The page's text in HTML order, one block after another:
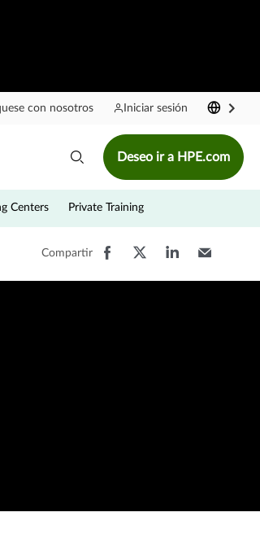
con nosotros Iniciar sesión
Deseo ir a HPE.com
Centers Private Training
Compartir